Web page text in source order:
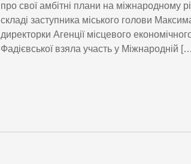
про свої амбітні плани на міжнародному
складі заступника міського голови
директорки Агенції місцевого
Фадієвської взяла участь у Міжнародній